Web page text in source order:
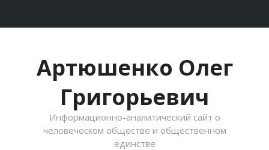
Артюшенко Олег
Григорьевич
Информационно-аналитический сайт о
человеческом обществе и общественном
единстве